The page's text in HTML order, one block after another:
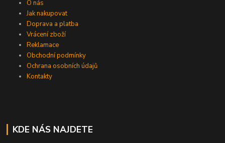
O nás
Jak nakupovat
Doprava a platba
Vrácení zboží
Reklamace
Obchodní podmínky
Ochrana osobních údajů
Kontakty
KDE NÁS NAJDETE